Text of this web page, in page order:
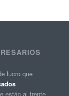
lucro que
están al frente